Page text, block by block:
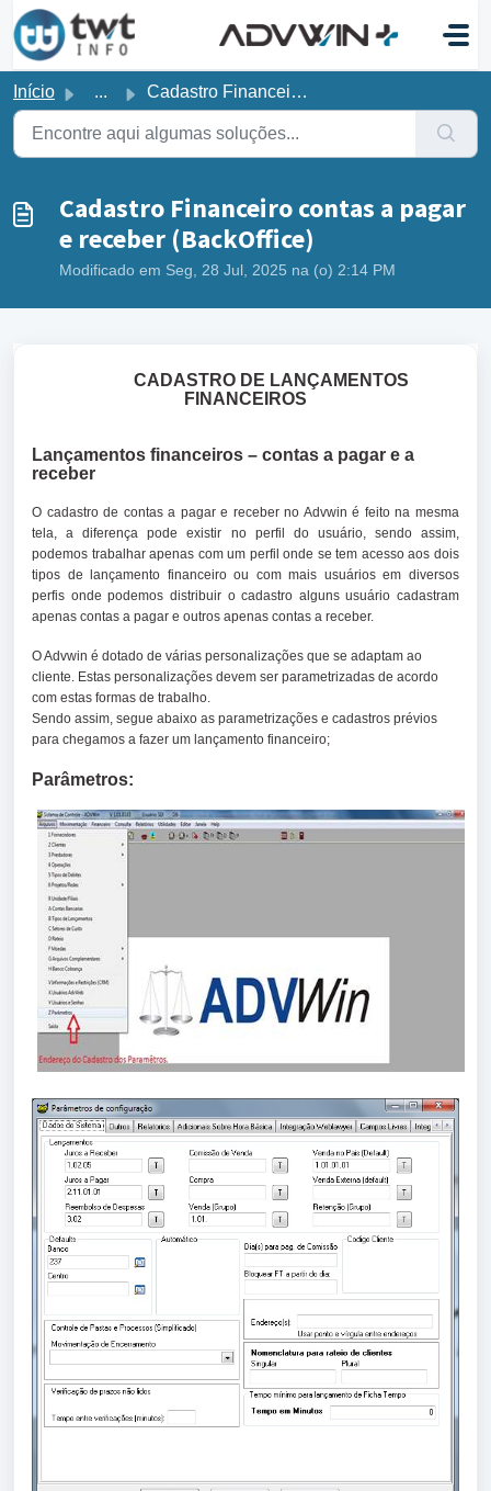
Ir para o conteúdo principal
Início ... Cadastro Financeiro contas a pagar e receber (BackOffice)
Cadastro Financeiro contas a pagar
e receber (BackOffice)
Modificado em Seg, 28 Jul, 2025 na (o) 2:14 PM
CADASTRO DE LANÇAMENTOS
FINANCEIROS
Lançamentos financeiros – contas a pagar e a
receber
O cadastro de contas a pagar e receber no Advwin é feito na mesma
tela, a diferença pode existir no perfil do usuário, sendo assim,
podemos trabalhar apenas com um perfil onde se tem acesso aos dois
tipos de lançamento financeiro ou com mais usuários em diversos
perfis onde podemos distribuir o cadastro alguns usuário cadastram
apenas contas a pagar e outros apenas contas a receber.
O Advwin é dotado de várias personalizações que se adaptam ao
cliente. Estas personalizações devem ser parametrizadas de acordo
com estas formas de trabalho.
Sendo assim, segue abaixo as parametrizações e cadastros prévios
para chegamos a fazer um lançamento financeiro;
Parâmetros: